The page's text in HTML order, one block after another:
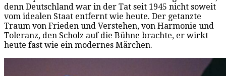
denn Deutschland war in der Tat seit 1945 nicht soweit
vom idealen Staat entfernt wie heute. Der getanzte
Traum von Frieden und Verstehen, von Harmonie und
Toleranz, den Scholz auf die Bühne brachte, er wirkt
heute fast wie ein modernes Märchen.